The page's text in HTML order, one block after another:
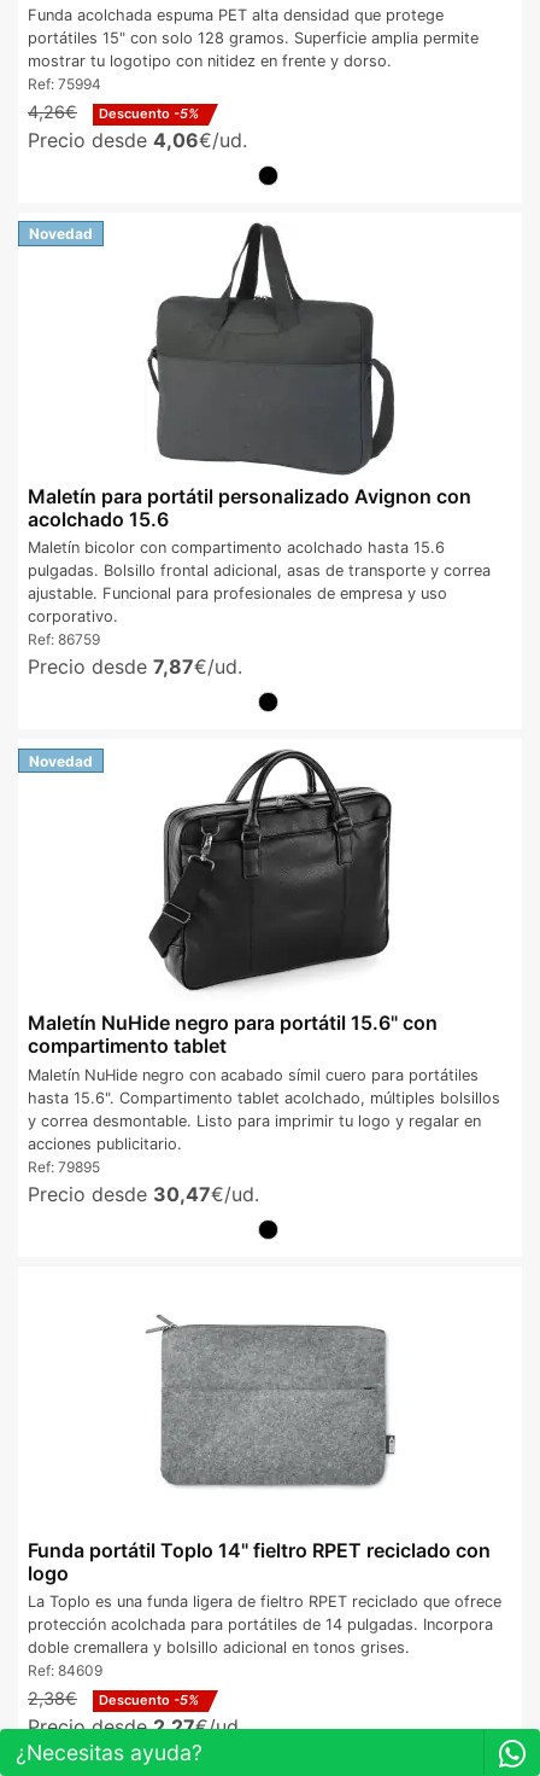
Funda acolchada espuma PET alta densidad que protege
portátiles 15" con solo 128 gramos. Superficie amplia permite
mostrar tu logotipo con nitidez en frente y dorso.
Ref: 75994
4,26€ Descuento -5%
Precio desde 4,06€/ud.
Novedad
Maletín para portátil personalizado Avignon con
acolchado 15.6
Maletín bicolor con compartimento acolchado hasta 15.6
pulgadas. Bolsillo frontal adicional, asas de transporte y correa
ajustable. Funcional para profesionales de empresa y uso
corporativo.
Ref: 86759
Precio desde 7,87€/ud.
Novedad
Maletín NuHide negro para portátil 15.6" con
compartimento tablet
Maletín NuHide negro con acabado símil cuero para portátiles
hasta 15.6". Compartimento tablet acolchado, múltiples bolsillos
y correa desmontable. Listo para imprimir tu logo y regalar en
acciones publicitario.
Ref: 79895
Precio desde 30,47€/ud.
Funda portátil Toplo 14" fieltro RPET reciclado con
logo
La Toplo es una funda ligera de fieltro RPET reciclado que ofrece
protección acolchada para portátiles de 14 pulgadas. Incorpora
doble cremallera y bolsillo adicional en tonos grises.
Ref: 84609
2,38€ Descuento -5%
Precio desde2,27€/ud.
¿Necesitas ayuda?